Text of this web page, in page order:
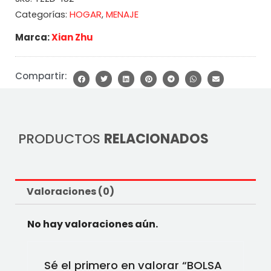
Categorías: HOGAR, MENAJE
Marca:Xian Zhu
Compartir:
PRODUCTOS RELACIONADOS
Valoraciones (0)
No hay valoraciones aún.
Sé el primero en valorar “BOLSA